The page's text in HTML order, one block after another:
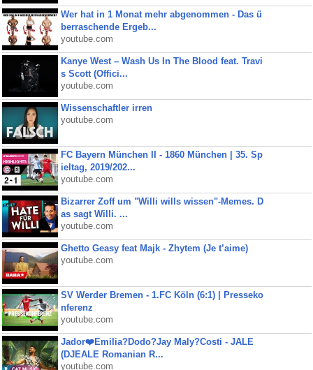
Wer hat in 1 Monat mehr abgenommen - Das ü
berraschende Ergeb...
youtube.com
Kanye West – Wash Us In The Blood feat. Travi
s Scott (Offici...
youtube.com
Wissenschaftler irren
youtube.com
FC Bayern München II - 1860 München | 35. Sp
ieltag, 2019/202...
youtube.com
Bizarrer Zoff um "Willi wills wissen"-Memes. D
as sagt Willi. ...
youtube.com
Ghetto Geasy feat Majk - Zhytem (Je t’aime)
youtube.com
SV Werder Bremen - 1.FC Köln (6:1) | Presseko
nferenz
youtube.com
Jador❤️Emilia?Dodo?Jay Maly?Costi - JALE
(DJEALE Romanian R...
youtube.com